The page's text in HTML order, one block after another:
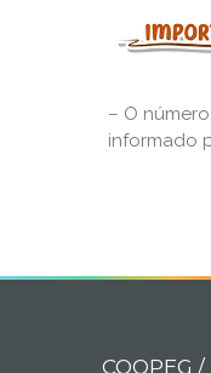
– O
informado
COOPEG